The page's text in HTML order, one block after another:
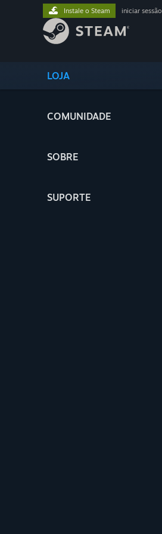
LOJA
COMUNIDADE
SOBRE
SUPORTE
Instale o Steam iniciar sessão